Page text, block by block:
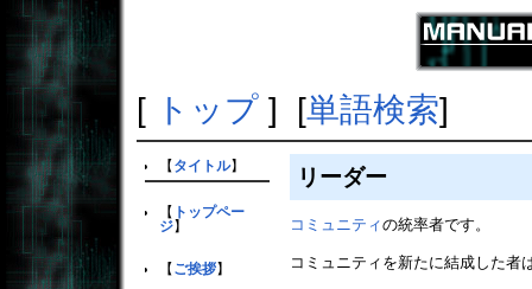
[ トップ ] [単語検索]
【 タイトル】
【 トップペー
ジ】
【ご挨拶】
リーダー
コミュニティの統率者です。
コミュニティを新たに結成した者